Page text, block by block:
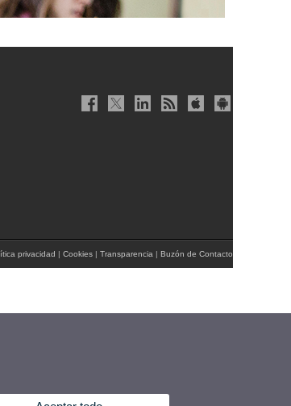
privacidad | Cookies | Transparencia | Buzón de Contacto